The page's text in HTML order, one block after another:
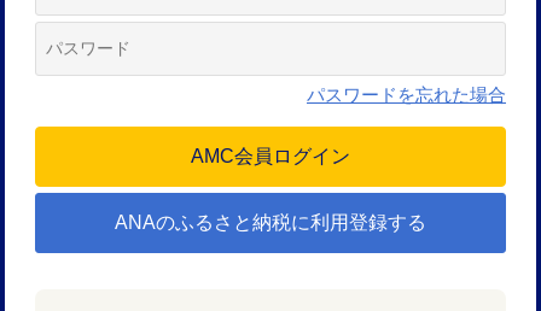
パスワードを忘れた場合
ANAのふるさと納税に利用登録する